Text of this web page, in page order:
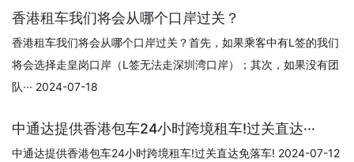
香港租车我们将会从哪个口岸过关？
香港租车我们将会从哪个口岸过关？首先，如果乘客中有L签的我们
将会选择走皇岗口岸（L签无法走深圳湾口岸）；其次，如果没有团
队··· 2024-07-18
中通达提供香港包车24小时跨境租车!过关直达···
中通达提供香港包车24小时跨境租车!过关直达免落车! 2024-07-12